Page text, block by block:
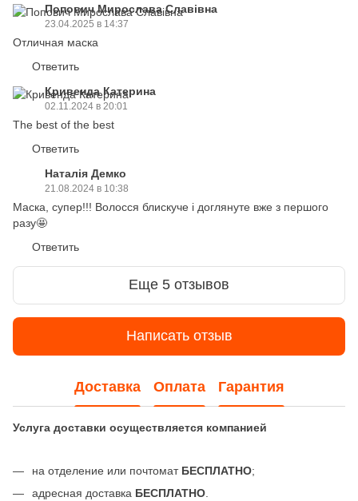
Попович Мирослава Славівна
23.04.2025 в 14:37
Отличная маска
Ответить
Кривенда Катерина
02.11.2024 в 20:01
The best of the best
Ответить
Наталія Демко
21.08.2024 в 10:38
Маска, супер!!! Волосся блискуче і доглянуте вже з першого
разу🤩
Ответить
Еще 5 отзывов
Написать отзыв
Доставка Оплата Гарантия
Услуга доставки осуществляется компанией
на отделение или почтомат БЕСПЛАТНО;
адресная доставка БЕСПЛАТНО